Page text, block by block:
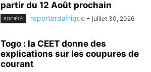
partir du 12 Août prochain
SOCIÉTÉ reporterdafrique - juillet 30, 2026
Togo : la CEET donne des
explications sur les coupures de
courant